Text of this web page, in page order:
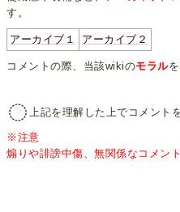
す。
アーカイブ１ アーカイブ２
コメントの際、当該wikiのモラル
上記を理解した上でコメント
※注意
煽りや誹謗中傷、無関係なコメン